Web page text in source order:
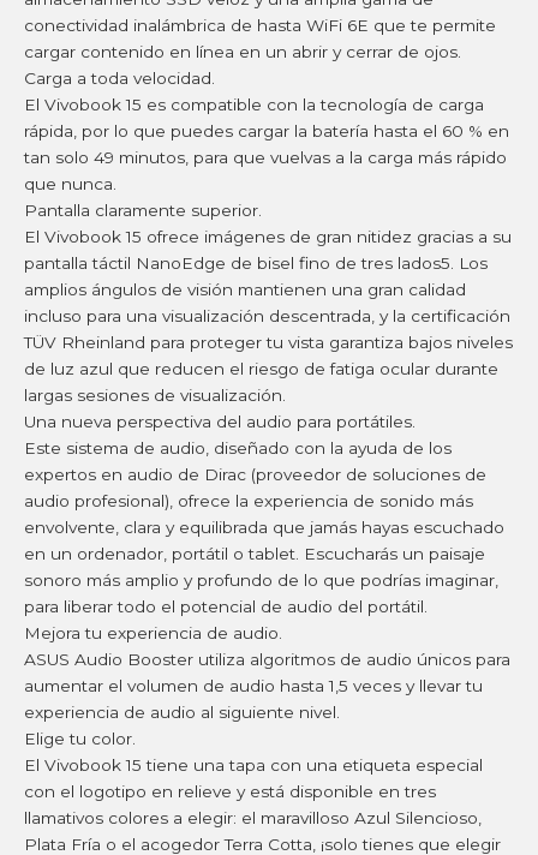
conectividad inalámbrica de hasta WiFi 6E que te permite
cargar contenido en línea en un abrir y cerrar de ojos.
Carga a toda velocidad.
El Vivobook 15 es compatible con la tecnología de carga
rápida, por lo que puedes cargar la batería hasta el 60 % en
tan solo 49 minutos, para que vuelvas a la carga más rápido
que nunca.
Pantalla claramente superior.
El Vivobook 15 ofrece imágenes de gran nitidez gracias a su
pantalla táctil NanoEdge de bisel fino de tres lados5. Los
amplios ángulos de visión mantienen una gran calidad
incluso para una visualización descentrada, y la certificación
TÜV Rheinland para proteger tu vista garantiza bajos niveles
de luz azul que reducen el riesgo de fatiga ocular durante
largas sesiones de visualización.
Una nueva perspectiva del audio para portátiles.
Este sistema de audio, diseñado con la ayuda de los
expertos en audio de Dirac (proveedor de soluciones de
audio profesional), ofrece la experiencia de sonido más
envolvente, clara y equilibrada que jamás hayas escuchado
en un ordenador, portátil o tablet. Escucharás un paisaje
sonoro más amplio y profundo de lo que podrías imaginar,
para liberar todo el potencial de audio del portátil.
Mejora tu experiencia de audio.
ASUS Audio Booster utiliza algoritmos de audio únicos para
aumentar el volumen de audio hasta 1,5 veces y llevar tu
experiencia de audio al siguiente nivel.
Elige tu color.
El Vivobook 15 tiene una tapa con una etiqueta especial
con el logotipo en relieve y está disponible en tres
llamativos colores a elegir: el maravilloso Azul Silencioso,
Plata Fría o el acogedor Terra Cotta, ¡solo tienes que elegir